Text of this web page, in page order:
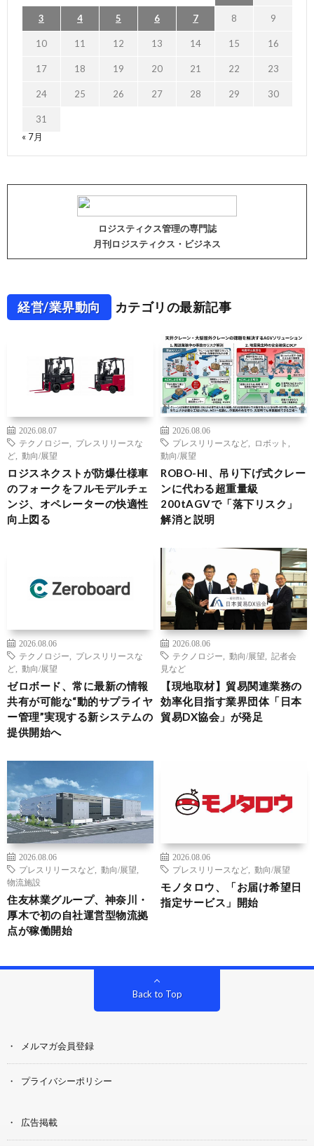
3 4 5 6 7 8 9
10 11 12 13 14 15 16
17 18 19 20 21 22 23
24 25 26 27 28 29 30
31
« 7月
ロジスティクス管理の専門誌
月刊ロジスティクス・ビジネス
経営/業界動向 カテゴリの最新記事
2026.08.07
テクノロジー
プレスリリースな
ど
動向/展望
ロジスネクストが防爆仕様車
のフォークをフルモデルチェ
ンジ、オペレーターの快適性
向上図る
2026.08.06
プレスリリースなど
ロボット
動向/展望
ROBO-HI、吊り下げ式クレー
ンに代わる超重量級
200tAGVで「落下リスク」
解消と説明
2026.08.06
テクノロジー
プレスリリースな
ど
動向/展望
ゼロボード、常に最新の情報
共有が可能な“動的サプライヤ
ー管理”実現する新システムの
提供開始へ
2026.08.06
テクノロジー
動向/展望
記者会
見など
【現地取材】貿易関連業務の
効率化目指す業界団体「日本
貿易DX協会」が発足
2026.08.06
プレスリリースなど
動向/展望
物流施設
住友林業グループ、神奈川・
厚木で初の自社運営型物流拠
点が稼働開始
2026.08.06
プレスリリースなど
動向/展望
モノタロウ、「お届け希望日
指定サービス」開始
Back to Top
メルマガ会員登録
プライバシーポリシー
広告掲載